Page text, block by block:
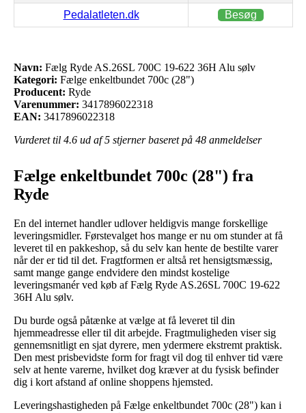
Pedalatleten.dk Besøg
Navn: Fælg Ryde AS.26SL 700C 19-622 36H Alu sølv
Kategori: Fælge enkeltbundet 700c (28")
Producent: Ryde
Varenummer: 3417896022318
EAN: 3417896022318
Vurderet til 4.6 ud af 5 stjerner baseret på 48 anmeldelser
Fælge enkeltbundet 700c (28") fra
Ryde
En del internet handler udlover heldigvis mange forskellige
leveringsmidler. Førstevalget hos mange er nu om stunder at få
leveret til en pakkeshop, så du selv kan hente de bestilte varer
når der er tid til det. Fragtformen er altså ret hensigtsmæssig,
samt mange gange endvidere den mindst kostelige
leveringsmanér ved køb af Fælg Ryde AS.26SL 700C 19-622
36H Alu sølv.
Du burde også påtænke at vælge at få leveret til din
hjemmeadresse eller til dit arbejde. Fragtmuligheden viser sig
gennemsnitligt en sjat dyrere, men ydermere ekstremt praktisk.
Den mest prisbevidste form for fragt vil dog til enhver tid være
selv at hente varerne, hvilket dog kræver at du fysisk befinder
dig i kort afstand af online shoppens hjemsted.
Leveringshastigheden på Fælge enkeltbundet 700c (28") kan i